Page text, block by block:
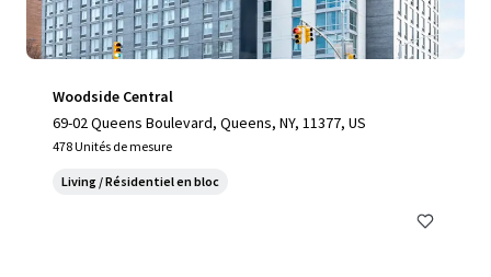
Woodside Central
69-02 Queens Boulevard, Queens, NY, 11377, US
478 Unités de mesure
Living / Résidentiel en bloc